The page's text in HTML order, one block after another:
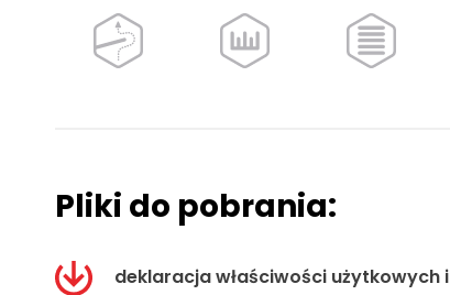
Pliki do pobrania:
deklaracja właściwości użytkowych i